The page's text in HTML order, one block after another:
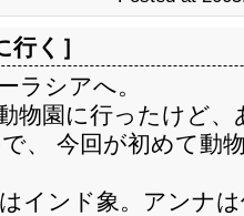
行く ］
ラシアへ。
物園に行ったけど
、 今回が初めて動
インド象。アンナ